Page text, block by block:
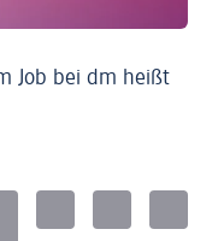
Job bei dm heißt